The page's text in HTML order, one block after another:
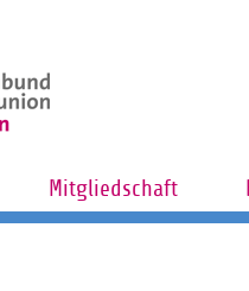
Mitgliedschaft